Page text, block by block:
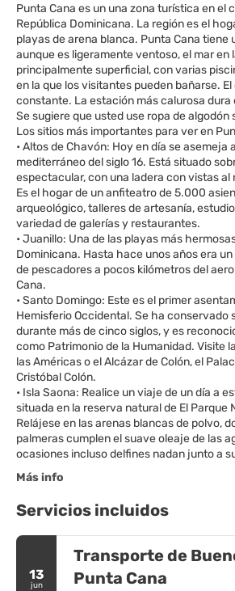
Punta Cana es un una zona turística en el
República Dominicana. La región es el
playas de arena blanca. Punta Cana tiene
aunque es ligeramente ventoso, el mar en
principalmente superficial, con varias
en la que los visitantes pueden bañarse.
constante. La estación más calurosa dura
Se sugiere que usted use ropa de algodón
Los sitios más importantes para ver en
• Altos de Chavón: Hoy en día se asemeja
mediterráneo del siglo 16. Está situado
espectacular, con una ladera con vistas al
Es el hogar de un anfiteatro de 5.000
arqueológico, talleres de artesanía,
variedad de galerías y restaurantes.
• Juanillo: Una de las playas más
Dominicana. Hasta hace unos años era
de pescadores a pocos kilómetros del
Cana.
• Santo Domingo: Este es el primer
Hemisferio Occidental. Se ha conservado
durante más de cinco siglos, y es
como Patrimonio de la Humanidad. Visite
las Américas o el Alcázar de Colón, el
Cristóbal Colón.
• Isla Saona: Realice un viaje de un día a
situada en la reserva natural de El Parque
Relájese en las arenas blancas de polvo,
palmeras cumplen el suave oleaje de las
Más info
Servicios incluidos
13
jun
Transporte de
Punta Cana